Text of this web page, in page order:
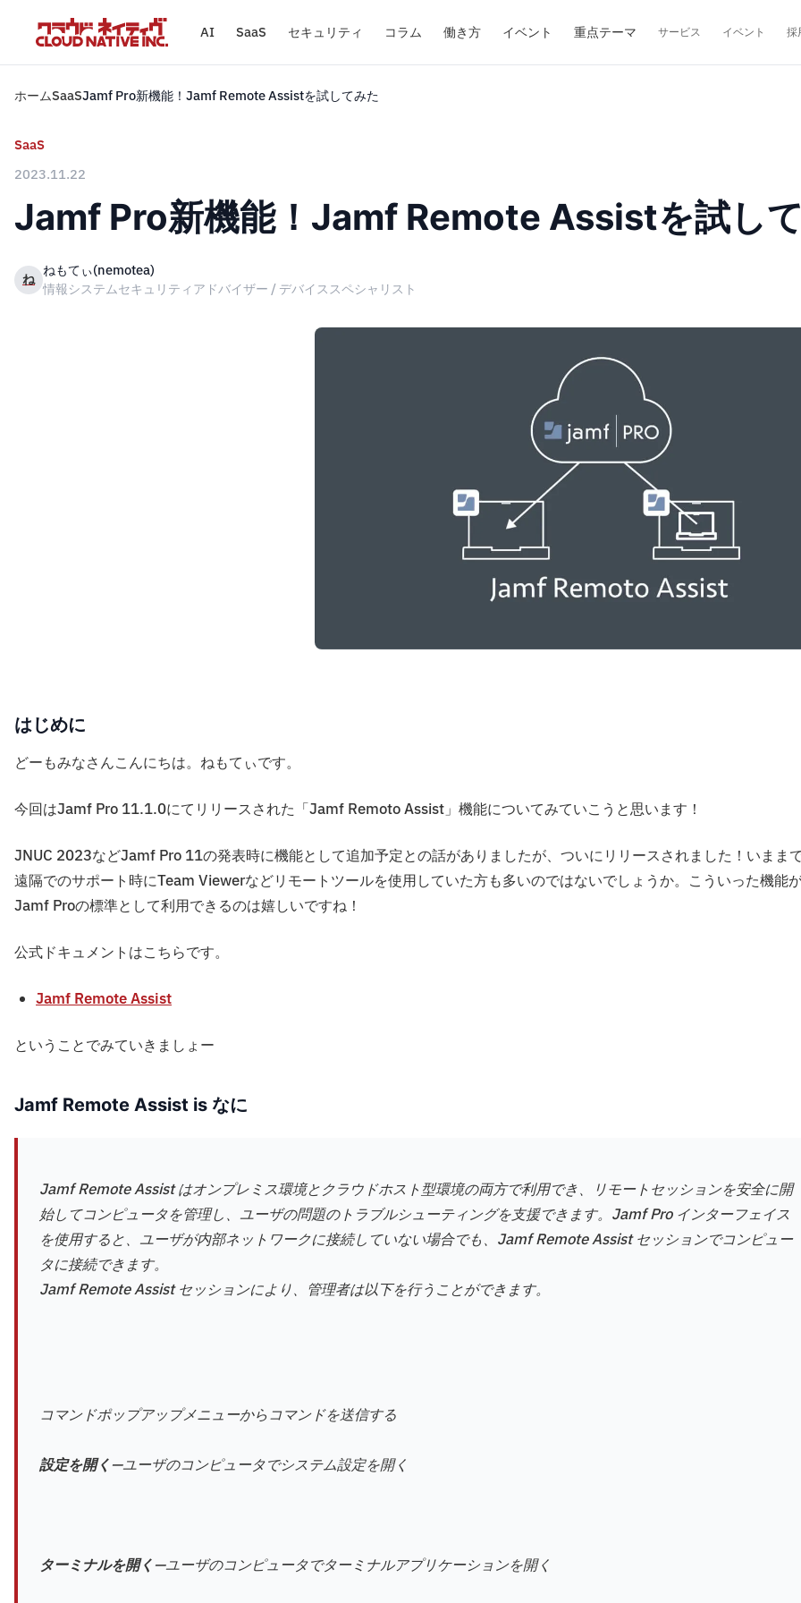
AI SaaS セキュリティ コラム 働き方 イベント 重点テーマ サービス イベント 採
ホームSaaSJamf Pro新機能！Jamf Remote Assistを試してみた
SaaS
2023.11.22
Jamf Pro新機能！Jamf Remote Assistを試し
ね ねもてぃ(nemotea)
情報システムセキュリティアドバイザー / デバイススペシャリスト
はじめに
どーもみなさんこんにちは。ねもてぃです。
今回はJamf Pro 11.1.0にてリリースされた「Jamf Remoto Assist」機能についてみていこうと思います！
JNUC 2023などJamf Pro 11の発表時に機能として追加予定との話がありましたが、ついにリリースされました！いまま
遠隔でのサポート時にTeam Viewerなどリモートツールを使用していた方も多いのではないでしょうか。こういった機能
Jamf Proの標準として利用できるのは嬉しいですね！
公式ドキュメントはこちらです。
Jamf Remote Assist
ということでみていきましょー
Jamf Remote Assist is なに
Jamf Remote Assist はオンプレミス環境とクラウドホスト型環境の両方で利用でき、リモートセッションを安全に開
始してコンピュータを管理し、ユーザの問題のトラブルシューティングを支援できます。Jamf Pro インターフェイス
を使用すると、ユーザが内部ネットワークに接続していない場合でも、Jamf Remote Assist セッションでコンピュー
タに接続できます。
Jamf Remote Assist セッションにより、管理者は以下を行うことができます。
コマンドポップアップメニューからコマンドを送信する
設定を開く—ユーザのコンピュータでシステム設定を開く
ターミナルを開く—ユーザのコンピュータでターミナルアプリケーションを開く